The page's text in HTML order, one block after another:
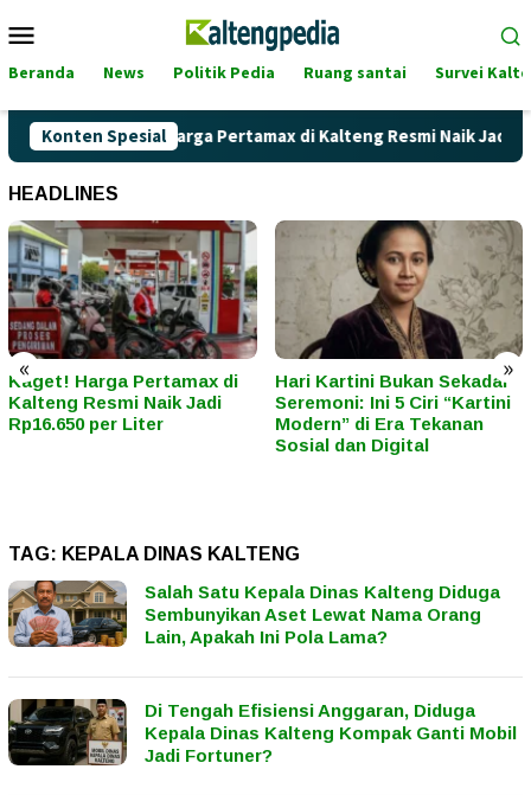
ke
Mobile
Beranda News Politik Pedia Ruang santai Survei
Konten Spesial
Kaget! Harga Pertamax di Kalteng Resmi Naik Jadi
HEADLINES
« »
Kaget! Harga Pertamax di
Kalteng Resmi Naik Jadi
Rp16.650 per Liter
Hari Kartini Bukan Sekadar
Seremoni: Ini 5 Ciri “Kartini
Modern” di Era Tekanan
Sosial dan Digital
TAG: KEPALA DINAS KALTENG
Salah Satu Kepala Dinas Kalteng Diduga
Sembunyikan Aset Lewat Nama Orang
Lain, Apakah Ini Pola Lama?
Di Tengah Efisiensi Anggaran, Diduga
Kepala Dinas Kalteng Kompak Ganti Mobil
Jadi Fortuner?